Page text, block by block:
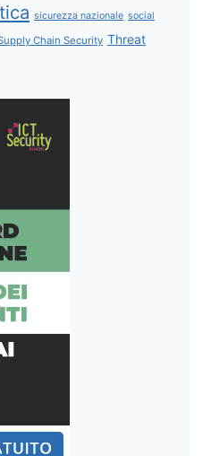
sicurezza nazionale social
Chain Security Threat